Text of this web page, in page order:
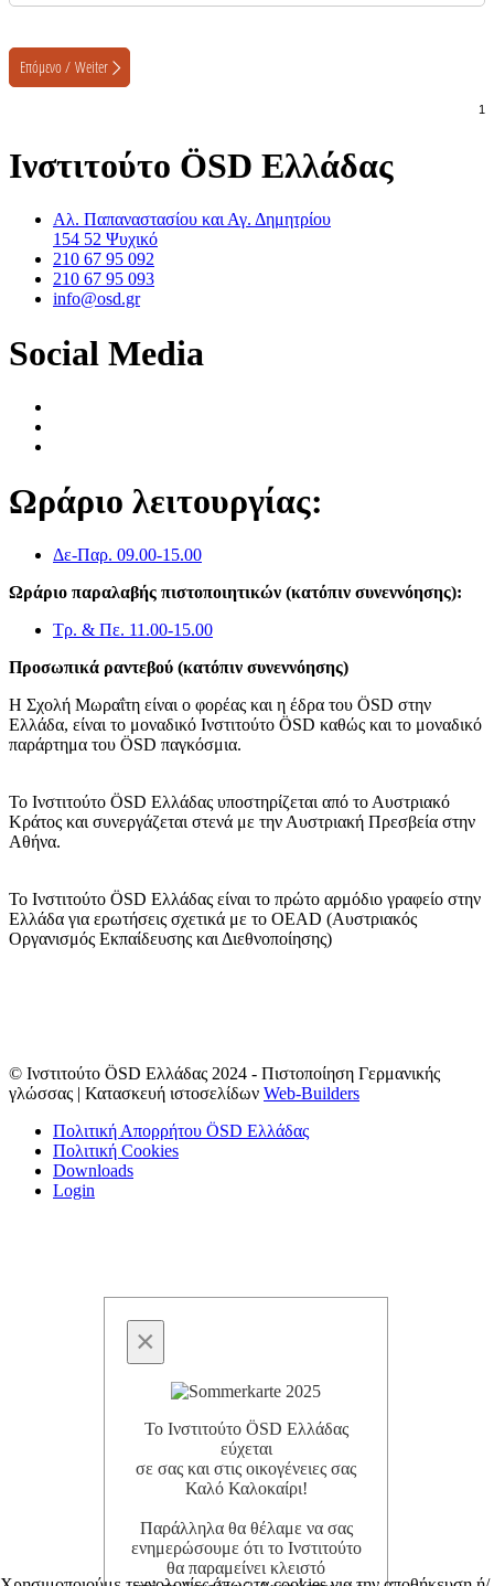
Ινστιτούτο ÖSD Ελλάδας
Αλ. Παπαναστασίου και Αγ. Δημητρίου
154 52 Ψυχικό
210 67 95 092
210 67 95 093
info@osd.gr
Social Media
Ωράριο λειτουργίας:
Δε-Παρ. 09.00-15.00
Ωράριο παραλαβής πιστοποιητικών (κατόπιν συνεννόησης):
Τρ. & Πε. 11.00-15.00
Προσωπικά ραντεβού (κατόπιν συνεννόησης)
Η Σχολή Μωραΐτη είναι ο φορέας και η έδρα του ÖSD στην
Ελλάδα, είναι το μοναδικό Ινστιτούτο ÖSD καθώς και το μοναδικό
παράρτημα του ÖSD παγκόσμια.
Το Ινστιτούτο ÖSD Ελλάδας υποστηρίζεται από το Αυστριακό
Κράτος και συνεργάζεται στενά με την Αυστριακή Πρεσβεία στην
Αθήνα.
Το Ινστιτούτο ÖSD Ελλάδας είναι το πρώτο αρμόδιο γραφείο στην
Ελλάδα για ερωτήσεις σχετικά με το OΕAD (Αυστριακός
Οργανισμός Εκπαίδευσης και Διεθνοποίησης)
© Ινστιτούτο ÖSD Ελλάδας 2024 - Πιστοποίηση Γερμανικής
γλώσσας | Κατασκευή ιστοσελίδων Web-Builders
Πολιτική Απορρήτου ÖSD Ελλάδας
Πολιτική Cookies
Downloads
Login
×
Το Ινστιτούτο ÖSD Ελλάδας
εύχεται
σε σας και στις οικογένειες σας
Καλό Καλοκαίρι!
Παράλληλα θα θέλαμε να σας
ενημερώσουμε ότι το Ινστιτούτο
θα παραμείνει κλειστό